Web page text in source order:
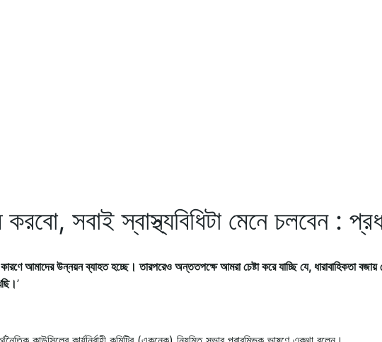
সবাই স্বাস্থ্যবিধিটা মেনে চলবেন :
আমাদের উন্নয়ন ব্যাহত হচ্ছে। তারপরেও অন্ততপক্ষে আমরা চেষ্টা করে যাচ্ছি যে, ধারাবাহিকতা
’